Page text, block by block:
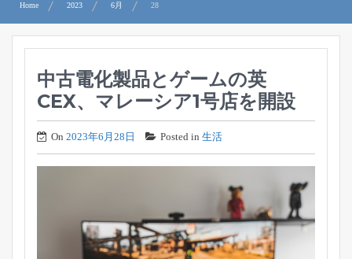
Home 2023 6月 28
中古電化製品とゲームの英
CEX、マレーシア1号店を開設
On 2023年6月28日 Posted in 生活